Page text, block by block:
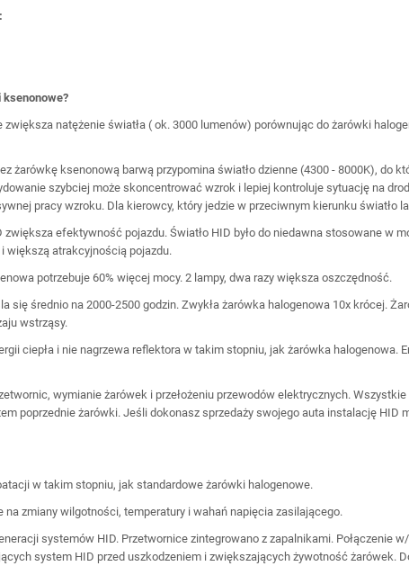
zwiększa natężenie światła ( ok. 3000 lumenów) porównując do żarówki
żarówkę ksenonową barwą przypomina światło dzienne (4300 - 8000K), do
szybciej może skoncentrować wzrok i lepiej kontroluje sytuację na
pracy wzroku. Dla kierowcy, który jedzie w przeciwnym kierunku światło
efektywność pojazdu. Światło HID było do niedawna stosowane w
większą atrakcyjnością pojazdu.
potrzebuje 60% więcej mocy. 2 lampy, dwa razy większa oszczędność.
średnio na 2000-2500 godzin. Zwykła żarówka halogenowa 10x krócej.
wstrząsy.
ciepła i nie nagrzewa reflektora w takim stopniu, jak żarówka halogenowa.
wymianie żarówek i przełożeniu przewodów elektrycznych.
poprzednie żarówki. Jeśli dokonasz sprzedaży swojego auta instalację HID
w takim stopniu, jak standardowe żarówki halogenowe.
na zmiany wilgotności, temperatury i wahań napięcia zasilającego.
systemów HID. Przetwornice zintegrowano z zapalnikami. Połączenie
system HID przed uszkodzeniem i zwiększających żywotność żarówek.